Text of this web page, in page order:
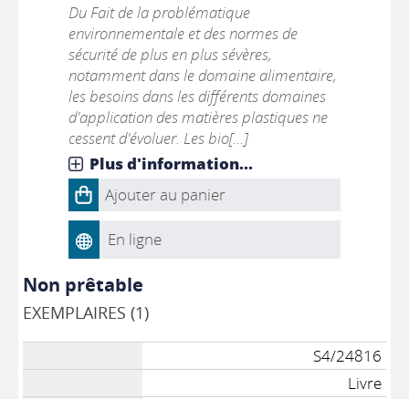
Du Fait de la problématique
environnementale et des normes de
sécurité de plus en plus sévères,
notamment dans le domaine alimentaire,
les besoins dans les différents domaines
d'application des matières plastiques ne
cessent d'évoluer. Les bio[...]
Plus d'information...
Ajouter au panier
En ligne
Non prêtable
EXEMPLAIRES (1)
S4/24816
Livre